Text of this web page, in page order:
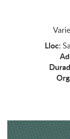
Lloc: